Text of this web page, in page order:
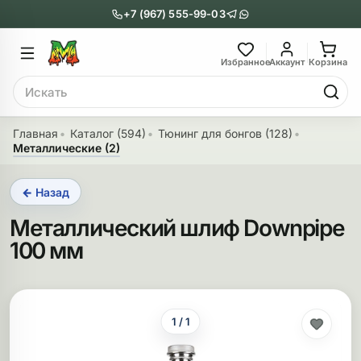
+7 (967) 555-99-03
ИзбранноеАккаунт Корзина
Поиск
Главное меню
Бонги
бонги
с перколятором
бонги
Главное
Трубки
Металлические
Выпариватели
Главная Каталог (594)
Тюнинг для бонгов (128)
Металлические (2)
← Назад
Металлический шлиф Downpipe
100 мм
1 / 1